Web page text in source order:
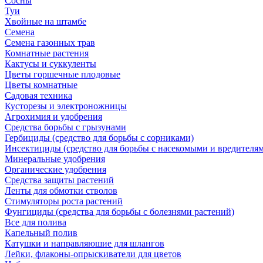
Туи
Хвойные на штамбе
Семена
Семена газонных трав
Комнатные растения
Кактусы и суккуленты
Цветы горшечные плодовые
Цветы комнатные
Садовая техника
Кусторезы и электроножницы
Агрохимия и удобрения
Средства борьбы с грызунами
Гербициды (средство для борьбы с сорниками)
Инсектициды (средство для борьбы с насекомыми и
Минеральные удобрения
Органические удобрения
Средства защиты растений
Ленты для обмотки стволов
Стимуляторы роста растений
Фунгициды (средства для борьбы с болезнями растений)
Все для полива
Капельный полив
Катушки и направляюшие для шлангов
Лейки, флаконы-опрыскиватели для цветов